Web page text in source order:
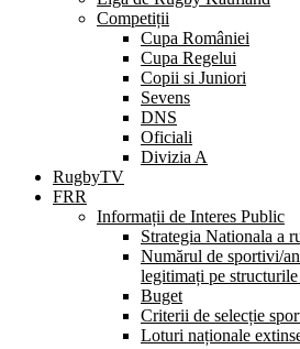
Competiții
Cupa României
Cupa Regelui
Copii si Juniori
Sevens
DNS
Oficiali
Divizia A
RugbyTV
FRR
Informații de Interes Public
Strategia Nationala a
Numărul de sportivi/
legitimați pe
Buget
Criterii de selecție
Loturi naționale